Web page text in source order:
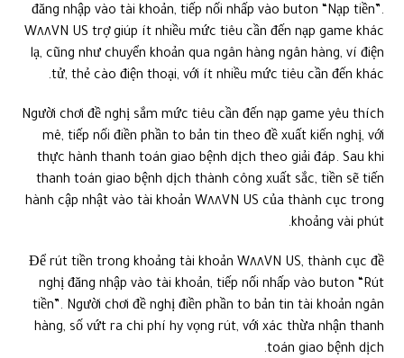
đăng nhập vào tài khoản, tiếp nối nhấp vào buton “Nạp tiền”.
W٨٨VN US trợ giúp ít nhiều mức tiêu cần đến nạp game khác
lạ, cũng như chuyển khoản qua ngân hàng ngân hàng, ví điện
tử, thẻ cào điện thoại, với ít nhiều mức tiêu cần đến khác.
Người chơi đề nghị sắm mức tiêu cần đến nạp game yêu thích
mê, tiếp nối điền phần to bản tin theo đề xuất kiến nghị, với
thực hành thanh toán giao bệnh dịch theo giải đáp. Sau khi
thanh toán giao bệnh dịch thành công xuất sắc, tiền sẽ tiến
hành cập nhật vào tài khoản W٨٨VN US của thành cục trong
khoảng vài phút.
Để rút tiền trong khoảng tài khoản W٨٨VN US, thành cục đề
nghị đăng nhập vào tài khoản, tiếp nối nhấp vào buton “Rút
tiền”. Người chơi đề nghị điền phần to bản tin tài khoản ngân
hàng, số vứt ra chi phí hy vọng rút, với xác thừa nhận thanh
toán giao bệnh dịch.